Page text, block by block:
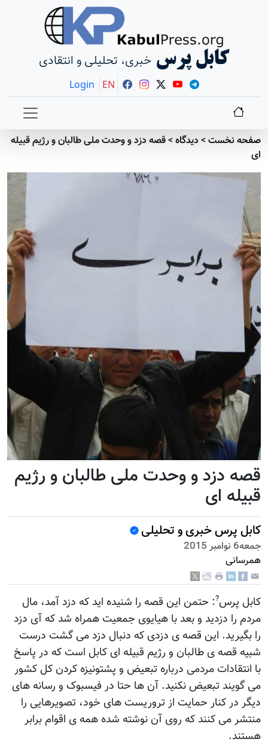
کابل پرس خبری، تحلیلی و انتقادی
Login EN
صفحه نخست> دیدگاه>قصه دزد و وحدت ملی طالبان و رژيم قبیله
ای
قصه دزد و وحدت ملی طالبان و رژيم
قبیله ای
کابل پرس خبری و تحلیلی
جمعه6 نوامبر 2015
همرسانی
کابل پرس?: حتمن این قصه را شنیده اید که دزد آمد، مال
مردم را دزدید و بعد با هیایوی جمعیت همراه شد که آی دزد
را بگیرید. این قصه ی دزدی که دنبال دزد می گشت درست
شبیه قصه ی طالبان و رژيم قبیله ای کابل است که در پاسخ
با انتقادات مردمی درباره تبعیض و پشتونیزه کردن کل کشور
می گویند تبعیض نکنید. آن ها حتا در فیسبوک و رسانه های
دیگر در کنار حمایت از تروریست های خود، تصویرهایی را
منتشر می کنند که روی آن نوشته شده همه ی اقوام برابر
هستند.